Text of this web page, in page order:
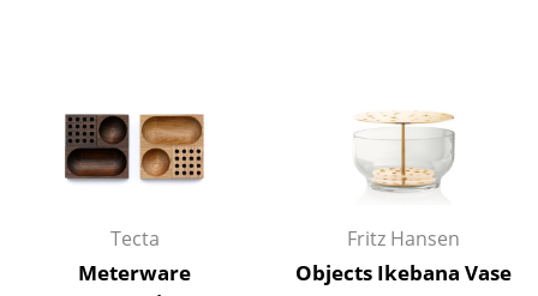
Kissen
Teppiche
... alle Accessoires
Tecta
Meterware
Fritz Hansen
Objects Ikebana Vase